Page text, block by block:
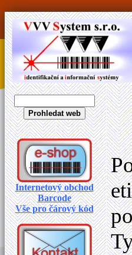
Internetový obchod
Barcode
Vše pro čárový kód